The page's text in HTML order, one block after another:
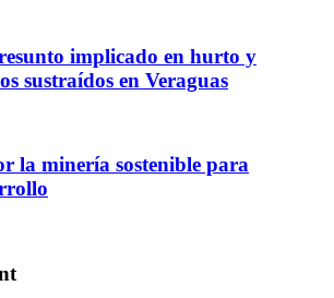
implicado en hurto y
sustraídos en Veraguas
la minería sostenible para